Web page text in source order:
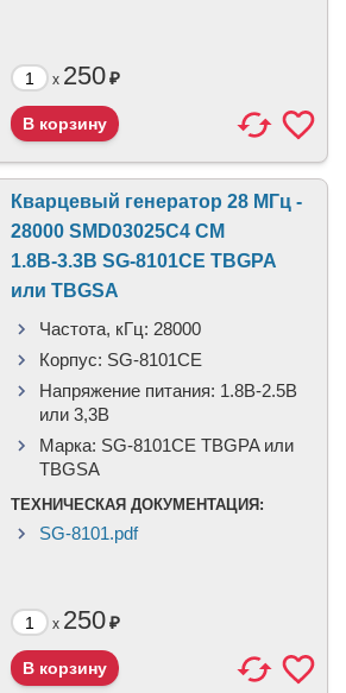
x 250₽
Кварцевый генератор 28 МГц -
28000 SMD03025C4 CM
1.8В-3.3В SG-8101CE TBGPA
или TBGSA
Частота, кГц: 28000
Корпус: SG-8101CE
Напряжение питания: 1.8В-2.5B
или 3,3B
Марка: SG-8101CE TBGPA или
TBGSA
ТЕХНИЧЕСКАЯ ДОКУМЕНТАЦИЯ:
SG-8101.pdf
x 250₽